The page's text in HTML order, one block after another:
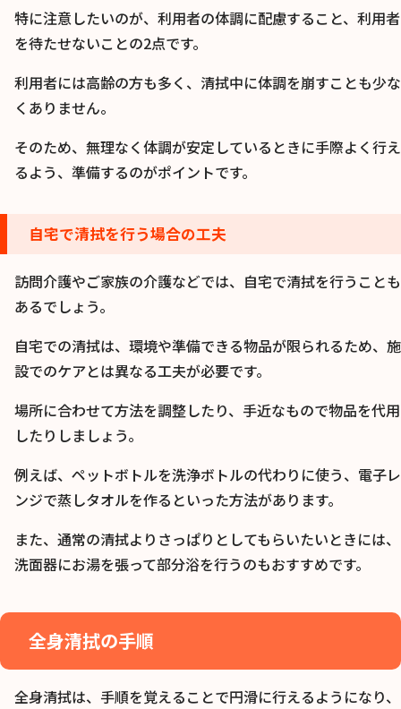
特に注意したいのが、利用者の体調に配慮すること、利用者
を待たせないことの2点です。
利用者には高齢の方も多く、清拭中に体調を崩すことも少な
くありません。
そのため、無理なく体調が安定しているときに手際よく行え
るよう、準備するのがポイントです。
自宅で清拭を行う場合の工夫
訪問介護やご家族の介護などでは、自宅で清拭を行うことも
あるでしょう。
自宅での清拭は、環境や準備できる物品が限られるため、施
設でのケアとは異なる工夫が必要です。
場所に合わせて方法を調整したり、手近なもので物品を代用
したりしましょう。
例えば、ペットボトルを洗浄ボトルの代わりに使う、電子レ
ンジで蒸しタオルを作るといった方法があります。
また、通常の清拭よりさっぱりとしてもらいたいときには、
洗面器にお湯を張って部分浴を行うのもおすすめです。
全身清拭の手順
全身清拭は、手順を覚えることで円滑に行えるようになり、